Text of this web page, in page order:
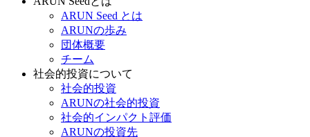
ARUN Seed とは
ARUNの歩み
団体概要
チーム
社会的投資について
社会的投資
ARUNの社会的投資
社会的インパクト評価
ARUNの投資先